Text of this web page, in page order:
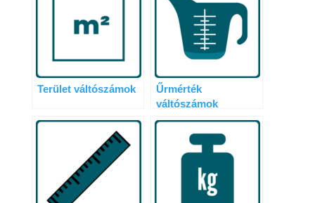
Terület váltószámok
Űrmérték
váltószámok